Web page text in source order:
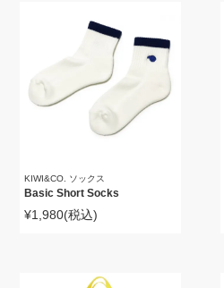
KIWI&CO. ソックス
Basic Short Socks
¥1,980(税込)